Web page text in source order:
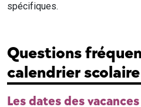
spécifiques.
Questions
calendrier scolaire
Les dates des